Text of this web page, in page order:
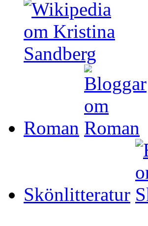
Roman
Skönlitteratur